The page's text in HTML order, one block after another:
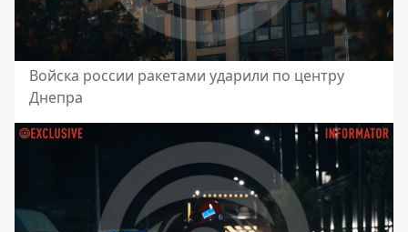
Войска россии ракетами ударили по центру
Днепра